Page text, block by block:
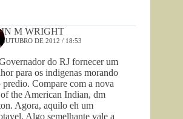
M WRIGHT
DE 2012 / 18:53
do RJ fornecer um
para os indigenas morando
predio. Compare com a nova
the American Indian, dm
Agora, aquilo eh um
Algo semelhante vale a